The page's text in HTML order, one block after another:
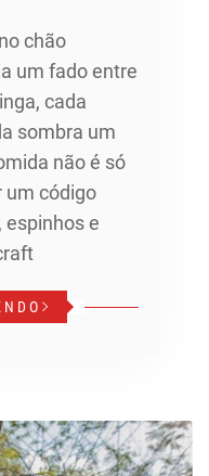
chão
um fado entre
cada
sombra um
não é só
um código
e